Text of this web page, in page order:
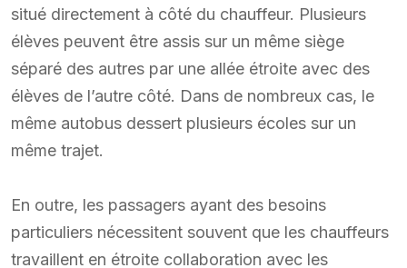
situé directement à côté du chauffeur. Plusieurs
élèves peuvent être assis sur un même siège
séparé des autres par une allée étroite avec des
élèves de l’autre côté. Dans de nombreux cas, le
même autobus dessert plusieurs écoles sur un
même trajet.
En outre, les passagers ayant des besoins
particuliers nécessitent souvent que les chauffeurs
travaillent en étroite collaboration avec les